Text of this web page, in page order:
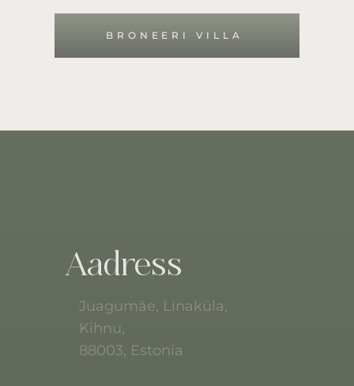
BRONEERI VILLA
Aadress
Juagumäe, Linaküla,
Kihnu,
88003, Estonia